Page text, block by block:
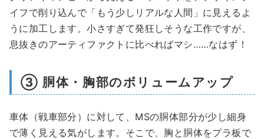
イフで削り込んで「もう少しリアルな人間」に見えるよ
うに加工します。小さすぎて発狂しそうな工作ですが、
息抜きのアーティファクトに比べればマシ……なはず！
③ 胴体・胸部のボリュームアップ
車体（戦車部分）に対して、MSの胴体部分が少し細身
で薄く見える気がします。そこで、胸と胴体をプラ板で